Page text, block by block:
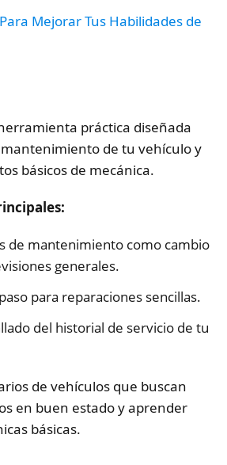
Mejorar Tus Habilidades de
práctica diseñada
de tu vehículo y
básicos de mecánica.
de mantenimiento como cambio
generales.
para reparaciones sencillas.
del historial de servicio de tu
de vehículos que buscan
en buen estado y aprender
básicas.